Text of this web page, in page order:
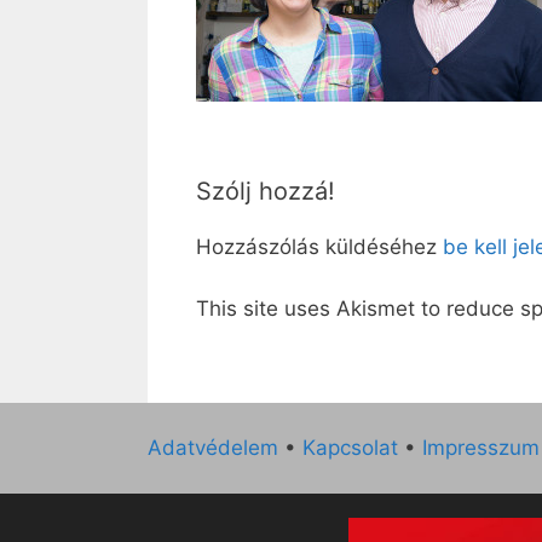
Szólj hozzá!
Hozzászólás küldéséhez be kell
This site uses Akismet to reduce
Adatvédelem • Kapcsolat • Impresszum